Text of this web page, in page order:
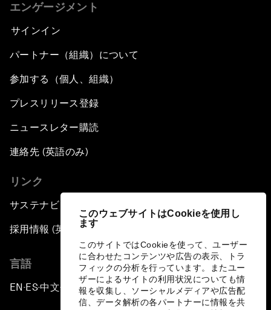
このウェブサイトはCookieを使用し
ます
このサイトではCookieを使って、ユーザー
に合わせたコンテンツや広告の表示、トラ
フィックの分析を行っています。またユー
ザーによるサイトの利用状況についても情
報を収集し、ソーシャルメディアや広告配
信、データ解析の各パートナーに情報を共
エンゲージメント
サインイン
パートナー（組織）について
参加する（個人、組織）
プレスリリース登録
ニュースレター購読
連絡先 (英語のみ)
リンク
サステナビリティへの取り組み
採用情報 (英語のみ)
言語
EN ▪ES▪中文▪ 日本語